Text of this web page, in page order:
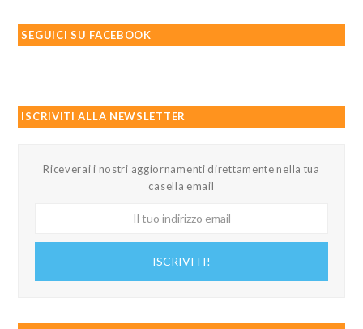
SEGUICI SU FACEBOOK
ISCRIVITI ALLA NEWSLETTER
Riceverai i nostri aggiornamenti direttamente nella tua
casella email
ISCRIVITI!